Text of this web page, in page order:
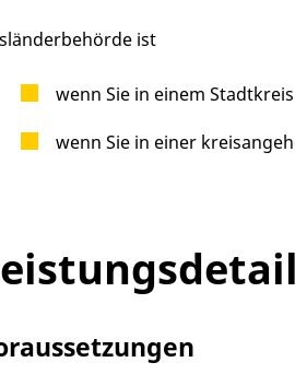
ist
wenn Sie in einem
wenn Sie in einer